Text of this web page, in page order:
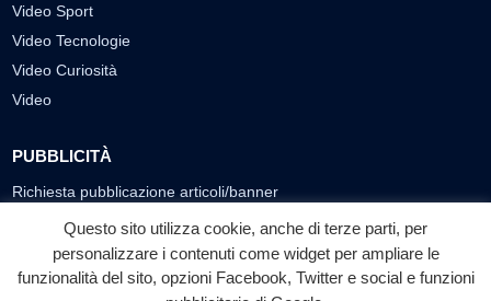
Video Sport
Video Tecnologie
Video Curiosità
Video
PUBBLICITÀ
Richiesta pubblicazione articoli/banner
SEGUICI SUI SOCIAL
f ◎ ▶
Questo sito utilizza cookie, anche di terze parti, per
personalizzare i contenuti come widget per ampliare le
funzionalità del sito, opzioni Facebook, Twitter e social e funzioni